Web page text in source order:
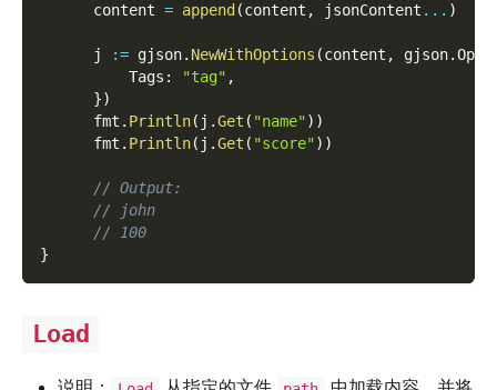
      content
= append (content , jsonContent ... )
      j
:= gjson. NewWithOptions (content , gjson.
          Tags
: "tag" ,
})
      fmt
. Println( j .Get ( "name") )
      fmt
. Println( j .Get ( "score") )
// Output:
// john
// 100
}
Load